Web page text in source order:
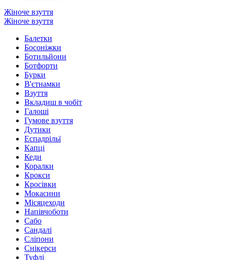
Жіноче взуття
Жіноче взуття
Балетки
Босоніжки
Ботильйони
Ботфорти
Бурки
В'єтнамки
Взуття
Вкладиш в чобіт
Галоші
Гумове взуття
Дутики
Еспадрільї
Капці
Кеди
Коралки
Крокси
Кросівки
Мокасини
Місяцеходи
Напівчоботи
Сабо
Сандалі
Сліпони
Снікерси
Туфлі